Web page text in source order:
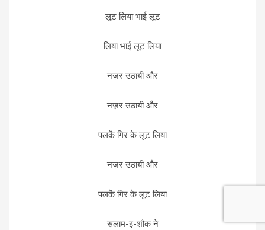
लूट लिया भाई लूट
लिया भाई लूट लिया
नज़र उठायी और
नज़र उठायी और
पलकें गिर के लूट लिया
नज़र उठायी और
पलकें गिर के लूट लिया
सलाम-इ-शौक ने